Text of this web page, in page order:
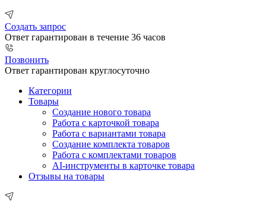
Создать запрос
Ответ гарантирован в течение 36 часов
Позвонить
Ответ гарантирован круглосуточно
Категории
Товары
Создание нового товара
Работа с карточкой товара
Работа с вариантами товара
Создание комплекта товаров
Работа с комплектами товаров
AI-инструменты в карточке товара
Отзывы на товары